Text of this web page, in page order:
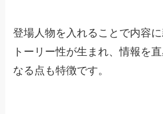
登場人物を入れることで内容
トーリー性が生まれ、情報を
なる点も特徴です。